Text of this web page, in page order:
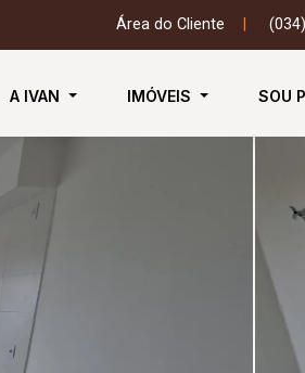
Área do Cliente
A IVAN IMÓVEIS SOU